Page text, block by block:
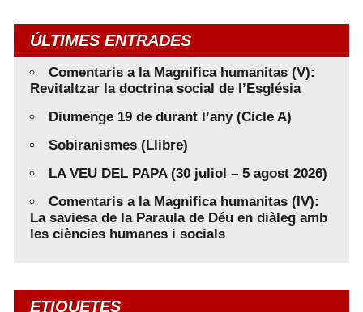
ÚLTIMES ENTRADES
Comentaris a la Magnifica humanitas (V):
Revitaltzar la doctrina social de l’Església
Diumenge 19 de durant l’any (Cicle A)
Sobiranismes (Llibre)
LA VEU DEL PAPA (30 juliol – 5 agost 2026)
Comentaris a la Magnifica humanitas (IV):
La saviesa de la Paraula de Déu en diàleg amb
les ciències humanes i socials
ETIQUETES